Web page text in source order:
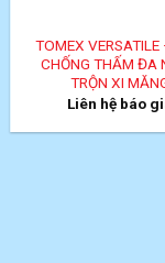
TOMEX VERSATILE
CHỐNG THẤM ĐA
TRỘN XI
Liên hệ báo